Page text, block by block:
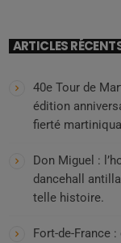
ARTICLES
40e Tour de
édition
fierté
Don Miguel :
dancehall
telle histoire.
Fort-de-France